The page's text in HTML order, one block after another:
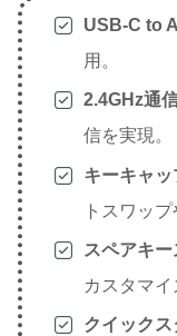
USB-C to
用。
2.4GHz通
信を実現。
キーキャ
トスワッ
スペアキー
カスタマイ
クイック